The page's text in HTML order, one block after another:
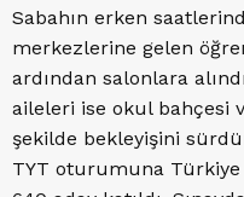
Sabahın erken
merkezlerine gelen
ardından salonlara
aileleri ise okul bahçesi
şekilde bekleyişini
TYT oturumuna